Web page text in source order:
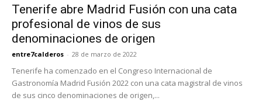
Tenerife abre Madrid Fusión con una cata
profesional de vinos de sus
denominaciones de origen
entre7calderos - 28 de marzo de 2022
Tenerife ha comenzado en el Congreso Internacional de
Gastronomía Madrid Fusión 2022 con una cata magistral de vinos
de sus cinco denominaciones de origen,...